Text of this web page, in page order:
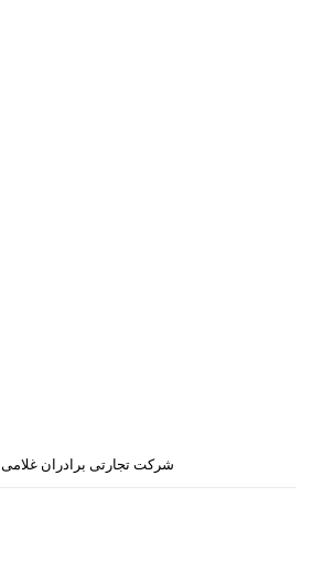
شرکت تجارتی برادران غلامی